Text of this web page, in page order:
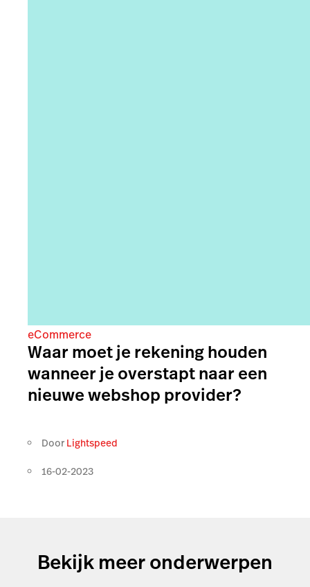
eCommerce
Waar moet je rekening houden
wanneer je overstapt naar een
nieuwe webshop provider?
Door Lightspeed
16-02-2023
Bekijk meer onderwerpen